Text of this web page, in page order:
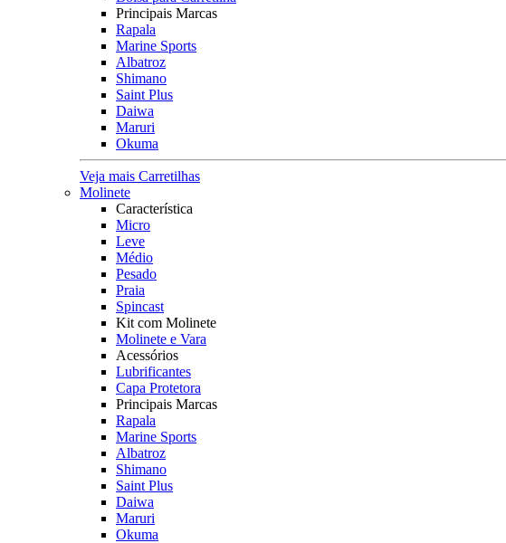
Principais Marcas
Rapala
Marine Sports
Albatroz
Shimano
Saint Plus
Daiwa
Maruri
Okuma
Veja mais Carretilhas
Molinete
Característica
Micro
Leve
Médio
Pesado
Praia
Spincast
Kit com Molinete
Molinete e Vara
Acessórios
Lubrificantes
Capa Protetora
Principais Marcas
Rapala
Marine Sports
Albatroz
Shimano
Saint Plus
Daiwa
Maruri
Okuma